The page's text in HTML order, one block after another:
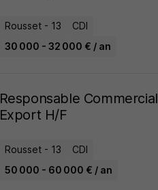
Rousset - 13
CDI
30 000 - 32 000 € / an
Responsable Commercial
Export H/F
Rousset - 13
CDI
50 000 - 60 000 € / an